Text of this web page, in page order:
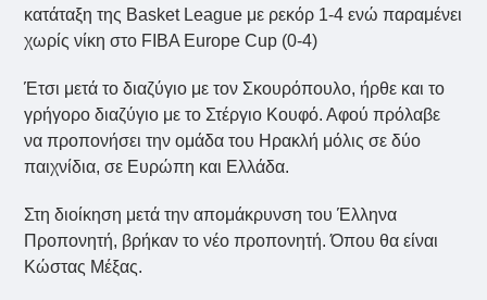
κατάταξη της Basket League με ρεκόρ 1-4 ενώ παραμένει
χωρίς νίκη στο FIBA Europe Cup (0-4)
Έτσι μετά το διαζύγιο με τον Σκουρόπουλο, ήρθε και το
γρήγορο διαζύγιο με το Στέργιο Κουφό. Αφού πρόλαβε
να προπονήσει την ομάδα του Ηρακλή μόλις σε δύο
παιχνίδια, σε Ευρώπη και Ελλάδα.
Στη διοίκηση μετά την απομάκρυνση του Έλληνα
Προπονητή, βρήκαν το νέο προπονητή. Όπου θα είναι
Κώστας Μέξας.